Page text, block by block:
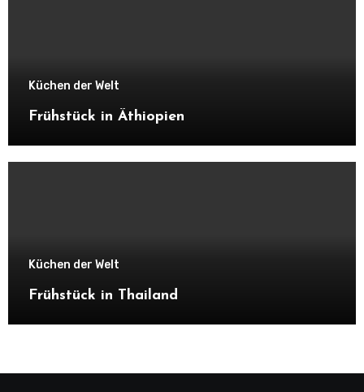
Küchen der Welt
Frühstück in Äthiopien
Küchen der Welt
Frühstück in Thailand